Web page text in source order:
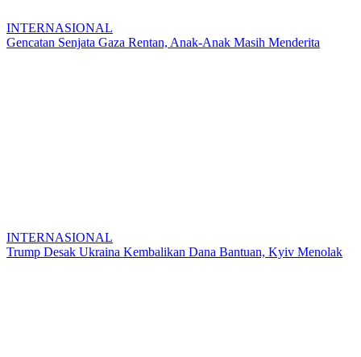
INTERNASIONAL
Gencatan Senjata Gaza Rentan, Anak-Anak Masih Menderita
INTERNASIONAL
Trump Desak Ukraina Kembalikan Dana Bantuan, Kyiv Menolak